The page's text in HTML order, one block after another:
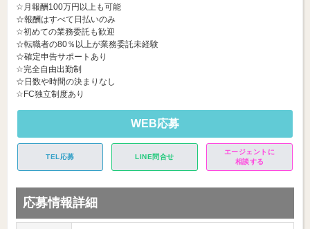
☆月報酬100万円以上も可能
☆報酬はすべて日払いのみ
☆初めての業務委託も歓迎
☆転職者の80％以上が業務委託未経験
☆確定申告サポートあり
☆完全自由出勤制
☆日数や時間の決まりなし
☆FC独立制度あり
WEB応募
TEL応募 LINE問合せ
エージェントに
相談する
応募情報詳細